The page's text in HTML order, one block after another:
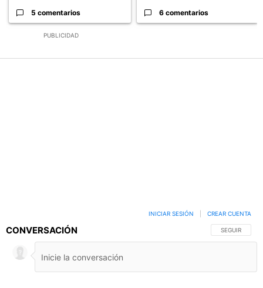
PUBLICIDAD
5 comentarios 6 comentarios
CONVERSACIÓN SIGA ESTA
SEGUIR
INICIAR SESIÓN CREAR CUENTA